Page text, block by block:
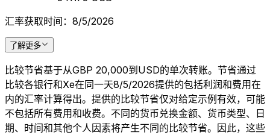
汇率获取时间：8/5/2026
了解更多
比较节省基于从GBP 20,000到USD的单次转账。节省通过
比较各银行和Xe在同一天8/5/2026提供的包括利润和费用在
内的汇率计算得出。提供的比较节省仅对给定示例有效，可能
不包括所有费用和收费。不同的货币兑换金额、货币类型、日
期、时间和其他个人因素将产生不同的比较节省。因此，这些